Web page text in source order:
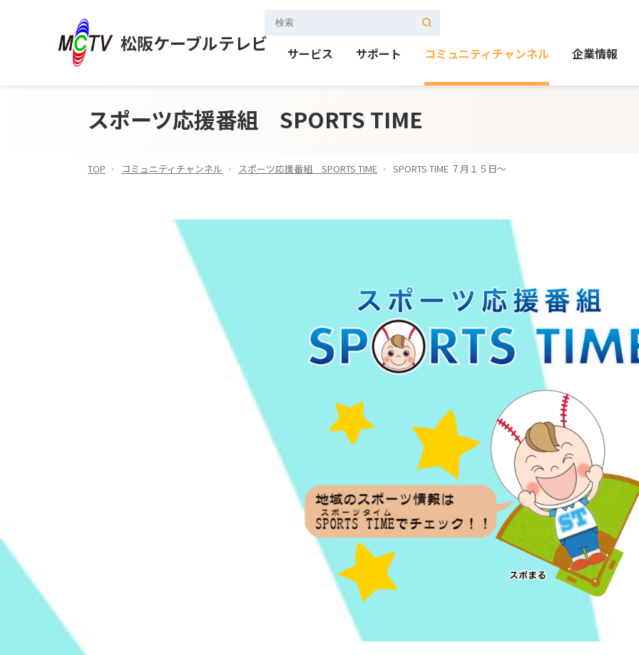
松阪ケーブルテレビ サービス サポート コミュニティチャンネル 企業情報
スポーツ応援番組 SPORTS TIME
TOP コミュニティチャンネル スポーツ応援番組 SPORTS TIME SPORTS TIME ７月１５日～